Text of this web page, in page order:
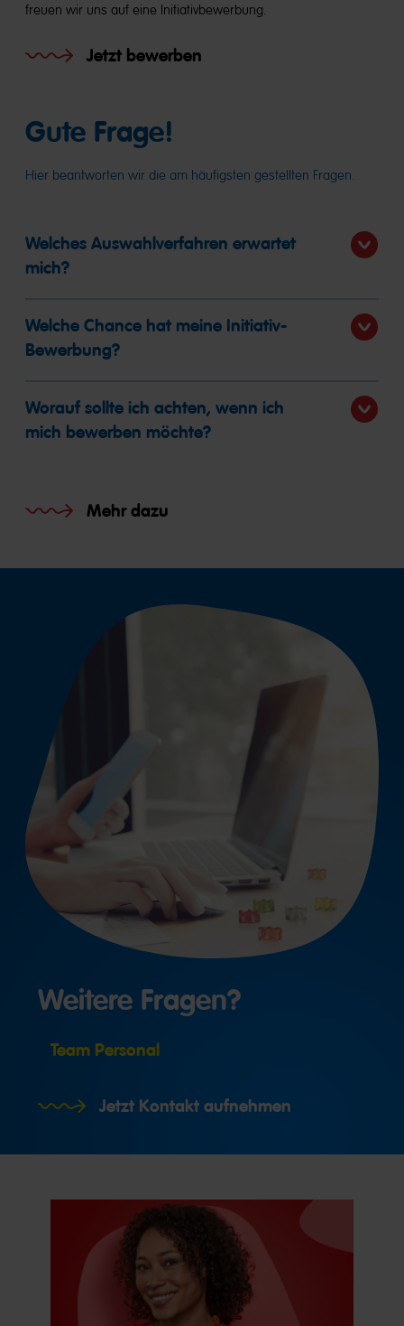
freuen wir uns auf eine Initiativbewerbung.
Jetzt bewerben
Gute Frage!
Hier beantworten wir die am häufigsten gestellten Fragen.
Welches Auswahlverfahren erwartet
mich?
Welche Chance hat meine Initiativ-
Bewerbung?
Worauf sollte ich achten, wenn ich
mich bewerben möchte?
Mehr dazu
Weitere Fragen?
Team Personal
Jetzt Kontakt aufnehmen